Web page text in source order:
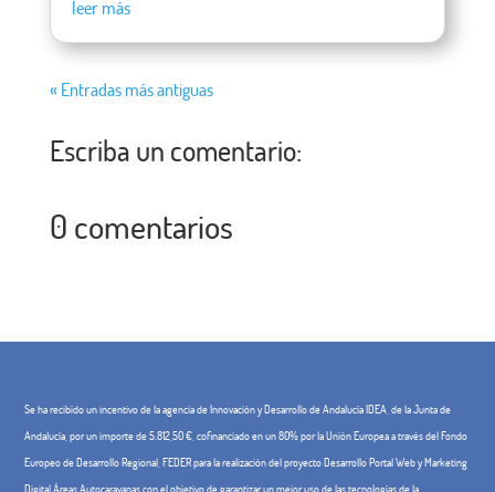
leer más
« Entradas más antiguas
Escriba un comentario:
0 comentarios
Se ha recibido un incentivo de la agencia de Innovación y Desarrollo de Andalucía IDEA, de la Junta de
Andalucía, por un importe de 5.812,50 €, cofinanciado en un 80% por la Unión Europea a través del Fondo
Europeo de Desarrollo Regional, FEDER para la realización del proyecto Desarrollo Portal Web y Marketing
Digital Áreas Autocaravanas con el objetivo de garantizar un mejor uso de las tecnologías de la